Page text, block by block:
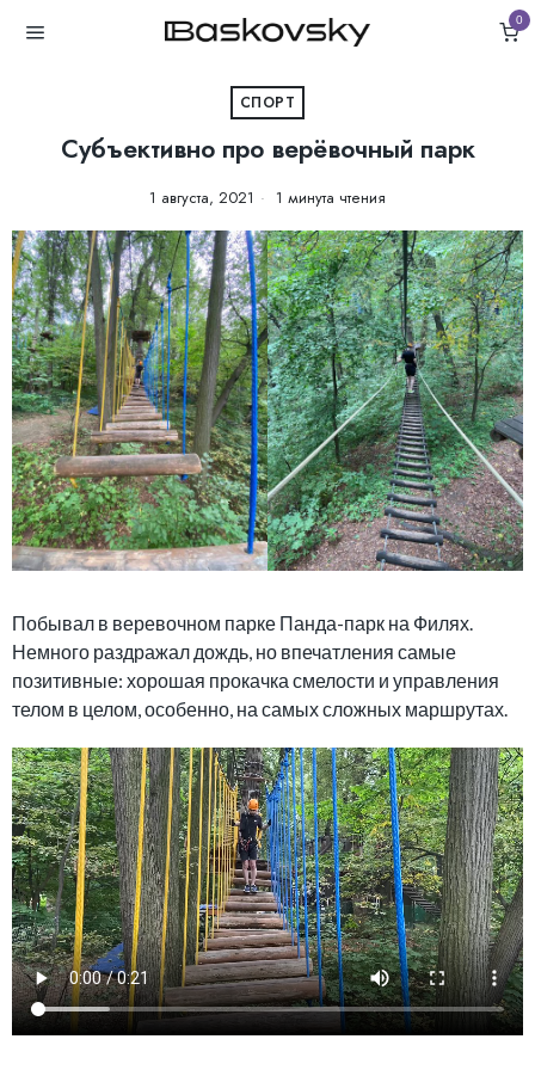
0
СПОРТ
Субъективно про верёвочный парк
1 августа, 2021 1 минута чтения
Побывал в веревочном парке Панда-парк на Филях.
Немного раздражал дождь, но впечатления самые
позитивные: хорошая прокачка смелости и управления
телом в целом, особенно, на самых сложных маршрутах.